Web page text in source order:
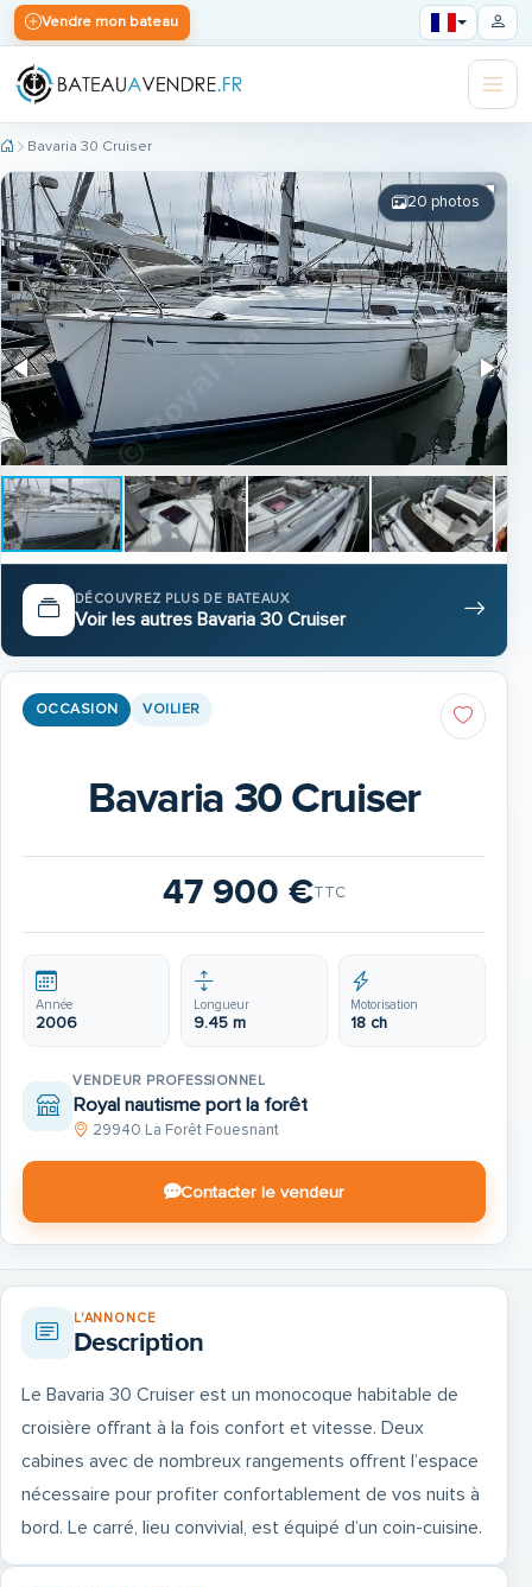
Vendre mon bateau
Bavaria 30 Cruiser
20 photos
DÉCOUVREZ PLUS DE BATEAUX
Voir les autres Bavaria 30 Cruiser
OCCASION VOILIER
Bavaria 30 Cruiser
47 900 €TTC
Année
2006
Longueur
9.45 m
Motorisation
18 ch
VENDEUR PROFESSIONNEL
Royal nautisme port la forêt
29940 La Forêt Fouesnant
Contacter le vendeur
L'ANNONCE
Description
Le Bavaria 30 Cruiser est un monocoque habitable de
croisière offrant à la fois confort et vitesse. Deux
cabines avec de nombreux rangements offrent l’espace
nécessaire pour profiter confortablement de vos nuits à
bord. Le carré, lieu convivial, est équipé d’un coin-cuisine.